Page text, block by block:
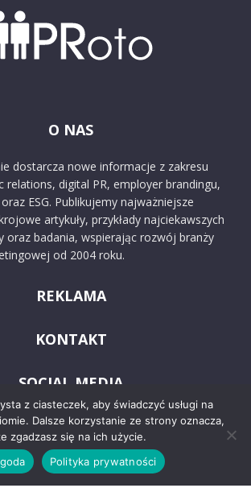
O NAS
dostarcza nowe informacje z zakresu
relations, digital PR, employer brandingu,
ESG. Publikujemy najważniejsze
artykuły, przykłady najciekawszych
oraz badania, wspierając rozwój branży
od 2004 roku.
REKLAMA
KONTAKT
SOCIAL MEDIA
z ciasteczek, aby świadczyć usługi na
Dalsze korzystanie ze strony oznacza,
zgadzasz się na ich użycie.
Polityka prywatności